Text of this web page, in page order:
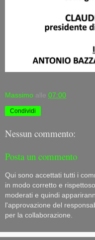
Massimo alle 07:00
Condividi
Nessun commento:
Posta un commento
Qui sono accettati tutti i
in modo corretto e
moderati e quindi
l'approvazione del
per la collaborazione.